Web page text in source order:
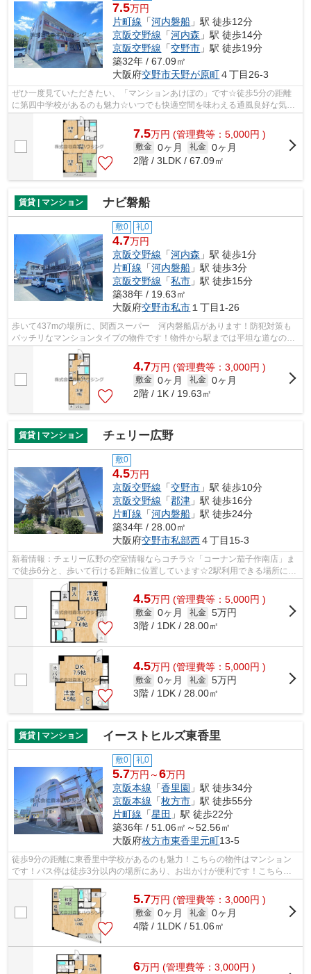
7.5万円
片町線 「河内磐船 」駅 徒歩12分
京阪交野線 「河内森 」駅 徒歩14分
京阪交野線 「交野市 」駅 徒歩19分
築32年 / 67.09㎡
大阪府交野市天野が原町４丁目26-3
ぜひ一度見ていただきたい、「マンションあけぼの」です☆徒歩5分の距離
に第四中学校があるのも魅力☆いつでも快適空間を味わえる通風良好な気持
ちよい物件☆駅近くに立地する物件で、徒...
7.5万円 (管理費等：5,000円 )
敷金 0ヶ月 礼金 0ヶ月
2階 / 3LDK / 67.09㎡
賃貸 | マンション ナビ磐船
敷0 礼0
4.7万円
京阪交野線 「河内森 」駅 徒歩1分
片町線 「河内磐船 」駅 徒歩3分
京阪交野線 「私市 」駅 徒歩15分
築38年 / 19.63㎡
大阪府交野市私市 １丁目1-26
歩いて437mの場所に、関西スーパー 河内磐船店があります！防犯対策も
バッチリなマンションタイプの物件です！物件から駅までは平坦な道なの
で、快適に移動できます！2駅利用可能なマ...
4.7万円 (管理費等：3,000円 )
敷金 0ヶ月 礼金 0ヶ月
2階 / 1K / 19.63㎡
賃貸 | マンション チェリー広野
敷0
4.5万円
京阪交野線 「交野市 」駅 徒歩10分
京阪交野線 「郡津 」駅 徒歩16分
片町線 「河内磐船 」駅 徒歩24分
築34年 / 28.00㎡
大阪府交野市私部西４丁目15-3
新着情報：チェリー広野の空室情報ならコチラ☆「コーナン茄子作南店」ま
で徒歩6分と、歩いて行ける距離に位置しています☆2駅利用できる場所にあ
り、行き先に合わせて使い分けができま...
4.5万円 (管理費等：5,000円 )
敷金 0ヶ月 礼金 5万円
3階 / 1DK / 28.00㎡
4.5万円 (管理費等：5,000円 )
敷金 0ヶ月 礼金 5万円
3階 / 1DK / 28.00㎡
賃貸 | マンション イーストヒルズ東香里
敷0 礼0
5.7万円～6万円
京阪本線 「香里園 」駅 徒歩34分
京阪本線 「枚方市 」駅 徒歩55分
片町線 「星田 」駅 徒歩22分
築36年 / 51.06㎡～52.56㎡
大阪府枚方市東香里元町13-5
徒歩9分の距離に東香里中学校があるのも魅力！こちらの物件はマンション
です！バス停は徒歩3分以内の場所にあり、お出かけが便利です！こちらは
自走式駐車場付きのマンションです！当...
5.7万円 (管理費等：3,000円 )
敷金 0ヶ月 礼金 0ヶ月
4階 / 1LDK / 51.06㎡
6万円 (管理費等：3,000円 )